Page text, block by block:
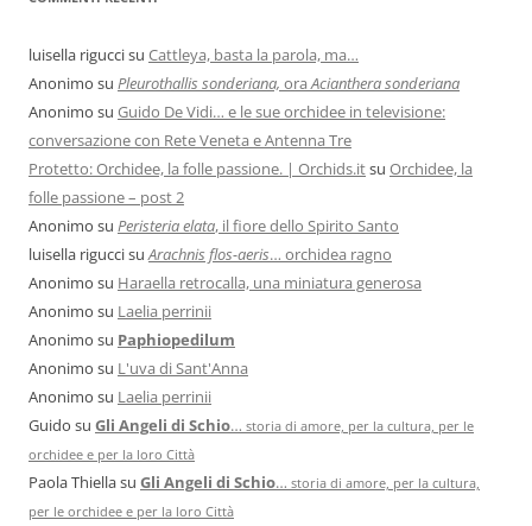
luisella riguccisu Cattleya, basta la parola, ma…
Anonimo su Pleurothallis sonderiana, ora Acianthera sonderiana
Anonimo su Guido De Vidi… e le sue orchidee in televisione:
conversazione con Rete Veneta e Antenna Tre
Protetto: Orchidee, la folle passione. | Orchids.itsu Orchidee, la
folle passione – post 2
Anonimo su Peristeria elata, il fiore dello Spirito Santo
luisella riguccisu Arachnis flos-aeris… orchidea ragno
Anonimo su Haraella retrocalla, una miniatura generosa
Anonimo su Laelia perrinii
Anonimo su Paphiopedilum
Anonimo su L'uva di Sant'Anna
Anonimo su Laelia perrinii
Guido su Gli Angeli di Schio… storia di amore, per la cultura, per le
orchidee e per la loro Città
Paola Thiellasu Gli Angeli di Schio… storia di amore, per la cultura,
per le orchidee e per la loro Città